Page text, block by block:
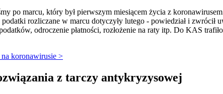
po marcu, który był pierwszym miesiącem życia z
podatki rozliczane w marcu dotyczyły lutego - powiedział i zwrócił
odroczenie płatności, rozłożenie na raty itp. Do KAS
koronawirusie >
z tarczy antykryzysowej